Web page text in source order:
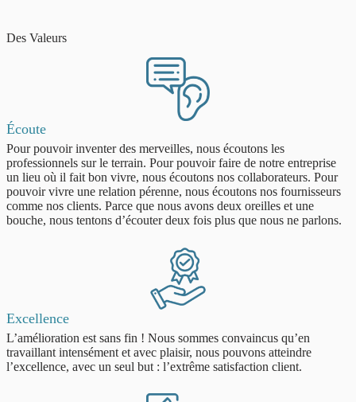
Des Valeurs
Écoute
Pour pouvoir inventer des merveilles, nous écoutons les
professionnels sur le terrain. Pour pouvoir faire de notre entreprise
un lieu où il fait bon vivre, nous écoutons nos collaborateurs. Pour
pouvoir vivre une relation pérenne, nous écoutons nos fournisseurs
comme nos clients. Parce que nous avons deux oreilles et une
bouche, nous tentons d’écouter deux fois plus que nous ne parlons.
Excellence
L’amélioration est sans fin ! Nous sommes convaincus qu’en
travaillant intensément et avec plaisir, nous pouvons atteindre
l’excellence, avec un seul but : l’extrême satisfaction client.